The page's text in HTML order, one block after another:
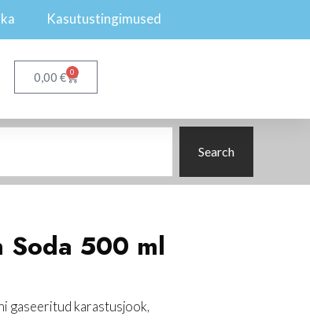
Kasutustingimused
0,00€ 0
Search
Soda 500 ml
gaseeritud karastusjook,